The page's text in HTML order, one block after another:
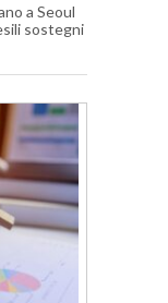
a Seoul
sostegni